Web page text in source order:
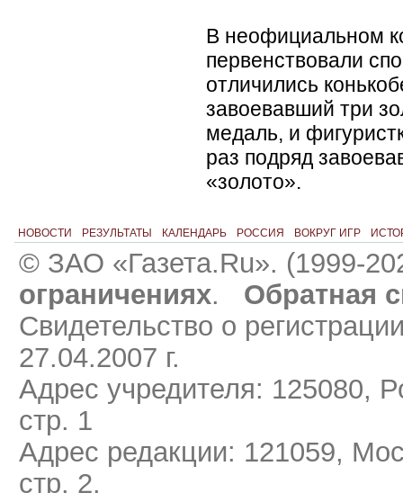
В неофициальном
первенствовали
отличились
завоевавший три
медаль, и
раз подряд
«золото».
НОВОСТИ РЕЗУЛЬТАТЫ КАЛЕНДАРЬ РОССИЯ ВОКРУГ ИГР
© ЗАО «Газета.Ru». (1999-
ограничениях.
Обратная
Свидетельство о
27.04.2007 г.
Адрес учредителя: 125080,
стр. 1
Адрес редакции: 121059,
стр. 2.